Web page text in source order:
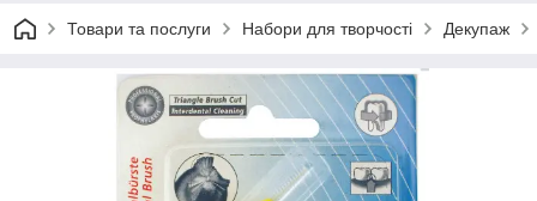
Товари та послуги Набори для творчості Декупаж